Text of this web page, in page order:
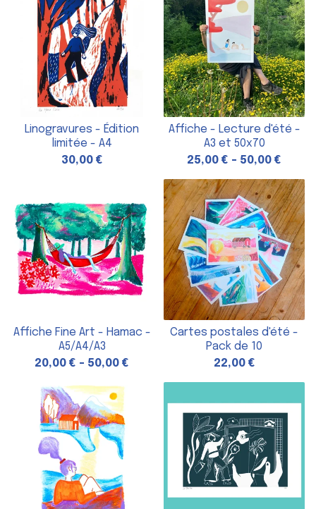
Linogravures - Édition
limitée - A4
30,00 €
Affiche - Lecture d'été -
A3 et 50x70
25,00 € - 50,00 €
Affiche Fine Art - Hamac -
A5/A4/A3
20,00 € - 50,00 €
Cartes postales d'été -
Pack de 10
22,00 €